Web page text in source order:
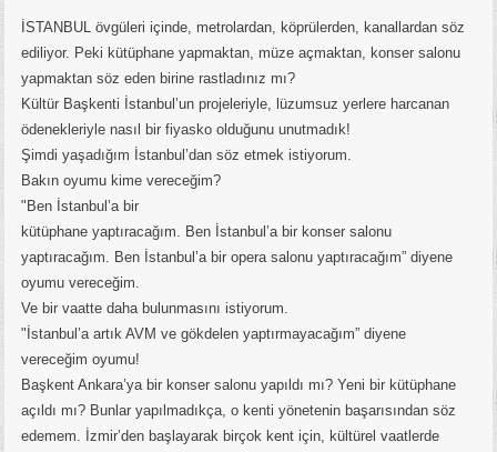
İSTANBUL övgüleri içinde, metrolardan, köprülerden, kanallardan söz
ediliyor. Peki kütüphane yapmaktan, müze açmaktan, konser salonu
yapmaktan söz eden birine rastladınız mı?
Kültür Başkenti İstanbul’un projeleriyle, lüzumsuz yerlere harcanan
ödenekleriyle nasıl bir fiyasko olduğunu unutmadık!
Şimdi yaşadığım İstanbul’dan söz etmek istiyorum.
Bakın oyumu kime vereceğim?
"Ben İstanbul’a bir
kütüphane yaptıracağım. Ben İstanbul’a bir konser salonu
yaptıracağım. Ben İstanbul’a bir opera salonu yaptıracağım” diyene
oyumu vereceğim.
Ve bir vaatte daha bulunmasını istiyorum.
"İstanbul’a artık AVM ve gökdelen yaptırmayacağım” diyene
vereceğim oyumu!
Başkent Ankara’ya bir konser salonu yapıldı mı? Yeni bir kütüphane
açıldı mı? Bunlar yapılmadıkça, o kenti yönetenin başarısından söz
edemem. İzmir’den başlayarak birçok kent için, kültürel vaatlerde